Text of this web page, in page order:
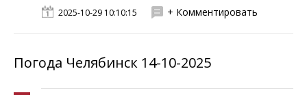
2025-10-29 10:10:15 + Комментировать
Погода Челябинск 14-10-2025